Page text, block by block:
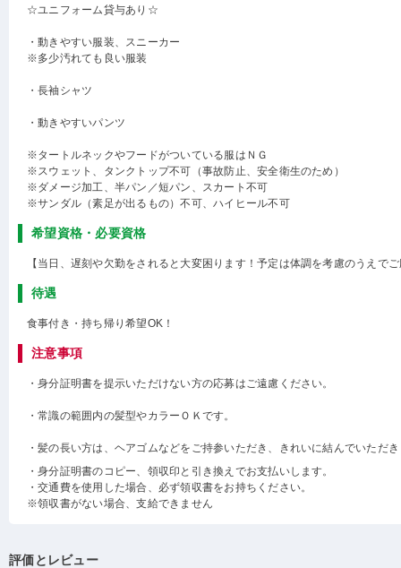
☆ユニフォーム貸与あり☆
・動きやすい服装、スニーカー
※多少汚れても良い服装
・長袖シャツ
・動きやすいパンツ
※タートルネックやフードがついている服はＮＧ
※スウェット、タンクトップ不可（事故防止、安全衛生のため）
※ダメージ加工、半パン／短パン、スカート不可
※サンダル（素足が出るもの）不可、ハイヒール不可
希望資格・必要資格
【当日、遅刻や欠勤をされると大変困ります！予定は体調を考慮のうえで
待遇
食事付き・持ち帰り希望OK！
注意事項
・身分証明書を提示いただけない方の応募はご遠慮ください。
・常識の範囲内の髪型やカラーＯＫです。
・髪の長い方は、ヘアゴムなどをご持参いただき、きれいに結んでいただ
・身分証明書のコピー、領収印と引き換えでお支払いします。
・交通費を使用した場合、必ず領収書をお持ちください。
※領収書がない場合、支給できません
評価とレビュー